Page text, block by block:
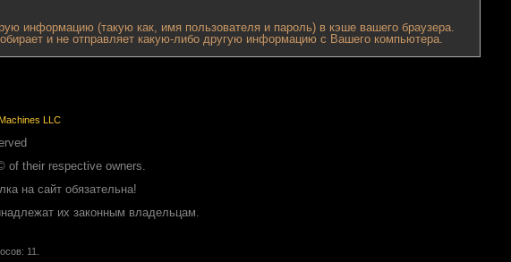
информацию (такую как, имя пользователя и пароль) в кэше вашего браузера.
и не отправляет какую-либо другую информацию с Вашего компьютера.
LLC
of their respective owners.
на сайт обязательна!
их законным владельцам.
11.